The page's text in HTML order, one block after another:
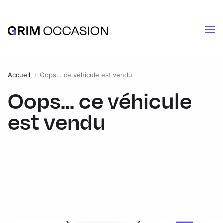
Accueil Oops… ce véhicule est vendu
Oops... ce véhicule
est vendu